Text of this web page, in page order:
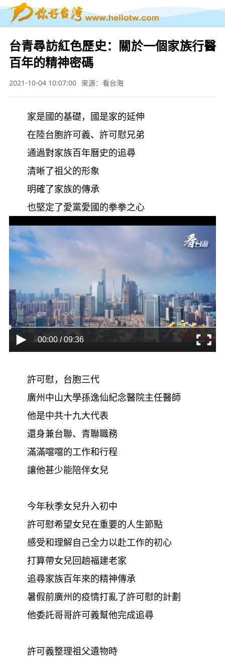
台青尋訪紅色歷史：關於一個家族行醫
百年的精神密碼
2021-10-04 10:07:00 來源：看台海
家是國的基礎，國是家的延伸
在陸台胞許可義、許可慰兄弟
通過對家族百年曆史的追尋
清晰了祖父的形象
明確了家族的傳承
也堅定了愛黨愛國的拳拳之心
00:00 / 09:36
許可慰，台胞三代
廣州中山大學孫逸仙紀念醫院主任醫師
他是中共十九大代表
還身兼台聯、青聯職務
滿滿噹噹的工作和行程
讓他甚少能陪伴女兒
今年秋季女兒升入初中
許可慰希望女兒在重要的人生節點
感受和理解自己全力以赴工作的初心
打算帶女兒回趟福建老家
追尋家族百年來的精神傳承
暑假前廣州的疫情打亂了許可慰的計劃
他委託哥哥許可義幫他完成追尋
許可義整理祖父遺物時